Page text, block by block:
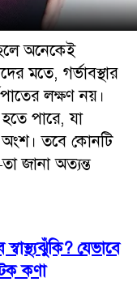
অনেকেই
মতে, গর্ভাবস্থার
লক্ষণ নয়।
হতে পারে, যা
অংশ। তবে কোনটি
জানা অত্যন্ত
যেভাবে
কণা